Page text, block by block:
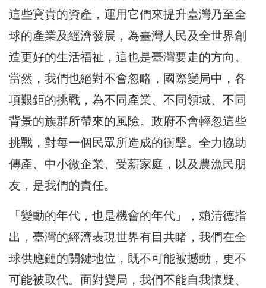
這些寶貴的資產，運用它們來提升臺灣乃至全
球的產業及經濟發展，為臺灣人民及全世界創
造更好的生活福祉，這也是臺灣要走的方向。
當然，我們也絕對不會忽略，國際變局中，各
項艱鉅的挑戰，為不同產業、不同領域、不同
背景的族群所帶來的風險。政府不會輕忽這些
挑戰，對每一個民眾所造成的衝擊。全力協助
傳產、中小微企業、受薪家庭，以及農漁民朋
友，是我們的責任。
「變動的年代，也是機會的年代」，賴清德指
出，臺灣的經濟表現世界有目共睹，我們在全
球供應鏈的關鍵地位，既不可能被撼動，更不
可能被取代。面對變局，我們不能自我懷疑、